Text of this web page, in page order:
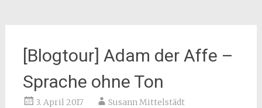
[Blogtour] Adam der Affe –
Sprache ohne Ton
3. April 2017 Susann Mittelstädt